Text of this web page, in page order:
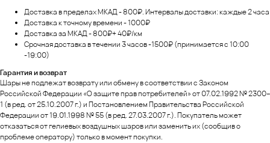
Доставка в пределах МКАД - 800₽. Интервалы доставки: каждые 2 часа
Доставка к точному времени - 1000₽
Доставка за МКАД - 800₽+ 40₽/км
Срочная доставка в течении 3 часов -1500₽ (принимается с 10:00
-19:00)
Гарантия и возврат
Шары не подлежат возврату или обмену в соответствии с Законом
Российской Федерации «О защите прав потребителей» от 07.02.1992 № 2300–
1 (в ред. от 25.10.2007 г.) и Постановлением Правительства Российской
Федерации от 19.01.1998 № 55 (в ред. 27.03.2007 г.). Покупатель может
отказаться от гелиевых воздушных шаров или заменить их (сообщив о
проблеме оператору) только в момент покупки.